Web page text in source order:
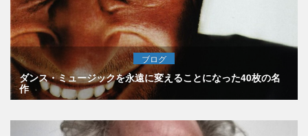
ブログ
ダンス・ミュージックを永遠に変えることになった40枚の名
作